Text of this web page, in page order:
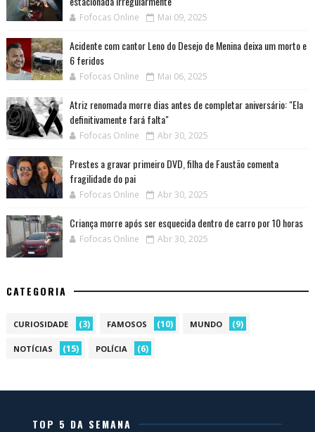
Fofocas Online Mai 09, 2025
Acidente com cantor Leno do Desejo de Menina deixa um morto e
6 feridos
Fofocas Online Mai 06, 2025
Atriz renomada morre dias antes de completar aniversário: "Ela
definitivamente fará falta"
Fofocas Online Abr 30, 2025
Prestes a gravar primeiro DVD, filha de Faustão comenta
fragilidade do pai
Fofocas Online Abr 30, 2025
Criança morre após ser esquecida dentro de carro por 10 horas
Fofocas Online Abr 30, 2025
CATEGORIA
CURIOSIDADE (3) FAMOSOS (10) MUNDO (9)
NOTÍCIAS (15) POLÍCIA (6)
TOP 5 DA SEMANA